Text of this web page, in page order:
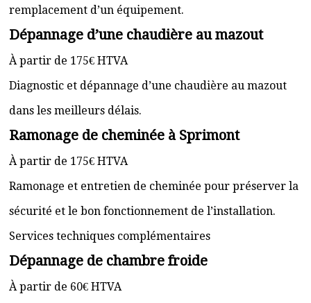
remplacement d’un équipement.
Dépannage d’une chaudière au mazout
À partir de 175€ HTVA
Diagnostic et dépannage d’une chaudière au mazout
dans les meilleurs délais.
Ramonage de cheminée à Sprimont
À partir de 175€ HTVA
Ramonage et entretien de cheminée pour préserver la
sécurité et le bon fonctionnement de l’installation.
Services techniques complémentaires
Dépannage de chambre froide
À partir de 60€ HTVA